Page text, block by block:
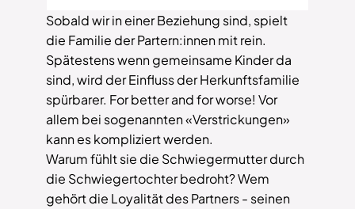
Sobald wir in einer Beziehung sind, spielt
die Familie der Partern:innen mit rein.
Spätestens wenn gemeinsame Kinder da
sind, wird der Einfluss der Herkunftsfamilie
spürbarer. For better and for worse! Vor
allem bei sogenannten «Verstrickungen»
kann es kompliziert werden.
Warum fühlt sie die Schwiegermutter durch
die Schwiegertochter bedroht? Wem
gehört die Loyalität des Partners - seinen